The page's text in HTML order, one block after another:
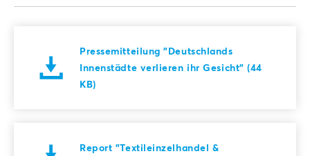
Pressemitteilung "Deutschlands
Innenstädte verlieren ihr Gesicht" (44
KB)
Report "Textileinzelhandel &